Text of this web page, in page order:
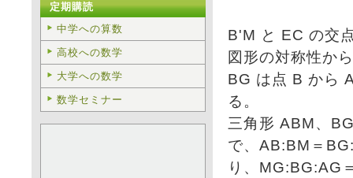
B'M と EC の交
図形の対称性か
BG は点 B から
る。
三角形 ABM、
で、AB:BM＝
り、MG:BG:AG
定期購読
中学への算数
高校への数学
大学への数学
数学セミナー